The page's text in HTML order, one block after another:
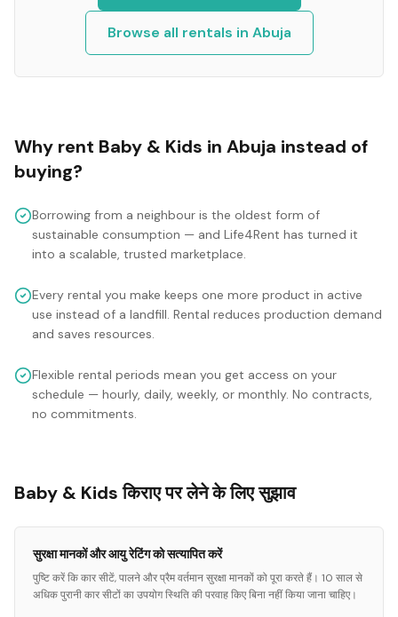
Browse all rentals in Abuja
Why rent Baby & Kids in Abuja instead of
buying?
Borrowing from a neighbour is the oldest form of
sustainable consumption — and Life4Rent has turned it
into a scalable, trusted marketplace.
Every rental you make keeps one more product in active
use instead of a landfill. Rental reduces production demand
and saves resources.
Flexible rental periods mean you get access on your
schedule — hourly, daily, weekly, or monthly. No contracts,
no commitments.
Baby & Kids किराए पर लेने के लिए सुझाव
सुरक्षा मानकों और आयु रेटिंग को सत्यापित करें
पुष्टि करें कि कार सीटें, पालने और प्रैम वर्तमान सुरक्षा मानकों को पूरा करते हैं। 10 साल से
अधिक पुरानी कार सीटों का उपयोग स्थिति की परवाह किए बिना नहीं किया जाना चाहिए।